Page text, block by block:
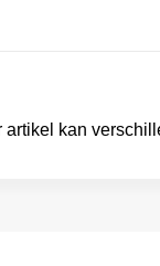
artikel kan